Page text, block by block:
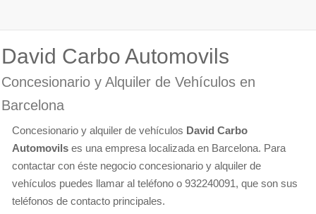
David Carbo Automovils
Concesionario y Alquiler de Vehículos en
Barcelona
Concesionario y alquiler de vehículos David Carbo
Automovils es una empresa localizada en Barcelona. Para
contactar con éste negocio concesionario y alquiler de
vehículos puedes llamar al teléfono o 932240091, que son sus
teléfonos de contacto principales.